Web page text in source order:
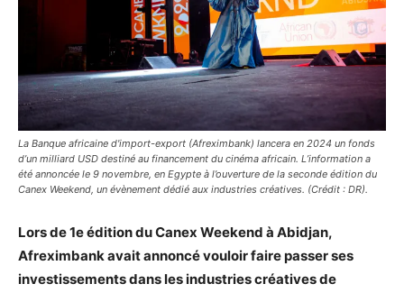
La Banque africaine d'import-export (Afreximbank) lancera en 2024 un fonds
d’un milliard USD destiné au financement du cinéma africain. L’information a
été annoncée le 9 novembre, en Egypte à l’ouverture de la seconde édition du
Canex Weekend, un évènement dédié aux industries créatives. (Crédit : DR).
Lors de 1e édition du Canex Weekend à Abidjan,
Afreximbank avait annoncé vouloir faire passer ses
investissements dans les industries créatives de